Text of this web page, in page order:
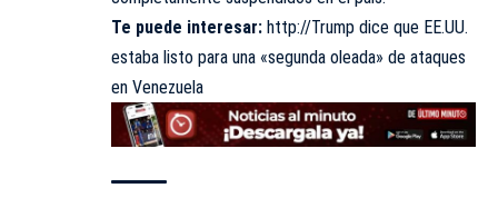
Te puede interesar: http://Trump dice que EE.UU.
estaba listo para una «segunda oleada» de ataques
en Venezuela